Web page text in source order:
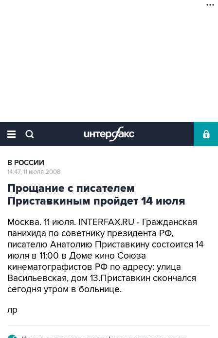
В РОССИИ
14:47, 11 июля 2008
Прощание с писателем
Приставкиным пройдет 14 июля
Москва. 11 июля. INTERFAX.RU - Гражданская
панихида по советнику президента РФ,
писателю Анатолию Приставкину состоится 14
июля в 11:00 в Доме кино Союза
кинематографистов РФ по адресу: улица
Васильевская, дом 13.Приставкин скончался
сегодня утром в больнице.
лр